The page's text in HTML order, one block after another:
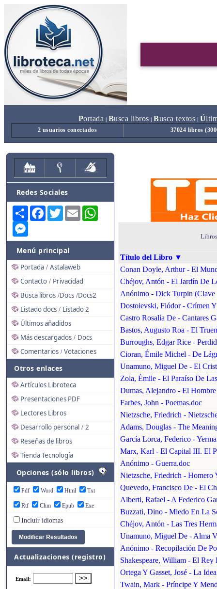
Portada Busca libros Busca textos Ú
2 usuarios conectados 37024 libros
Redes Sociales
Share FacebookTwitterEmail
Menú principal
Portada / Astalaweb
Contacto / Privacidad
Busca libros /Docs /Docs2
Listado docs / Listado 2
Últimos añadidos
Más descargados / Docs
Comentarios / Votaciones
Otros enlaces
Artículos Libroteca
Presentaciones PDF
Lectores Libros
Desarrollo personal / 2
Reseñas de libros
Tienda Tecnología
Opciones (sólo libros)
Pdf Word Html Txt
Rtf Chm Epub Exe
Incluir idiomas
Actualizaciones (registro)
Título del Libro ▼
Conan Doyle, Arthur - El
Chéjov, Antón - El Jardín De
Anónimo - Dick Turpin
Dostoievski, Fiódor - Crímen
Castro Rosalía De - Cantares
Bastos, Augusto Roa - El
Burroughs, Edgar Rice -
Cioran, Émile Michel - De
Unamuno, Miguel De - El
Zola, Émile - El Paraíso De
Dumas, Alejandro - El
Farbes, John - Poemas.doc
Nietzsche, Friedrich -
Adams, Douglas - The
García Lorca, Federico -
Marx, Karl - El Capital III. El
Anónimo - Guerra.doc
Nietzsche, Friedrich - Homero
Quevedo, Francisco De - El
Alberti, Rafael - A Federico
Buzzati, Dino - Miedo En La
Chéjov, Antón - Las Tres
Unamuno, Miguel De - Alma
Anónimo - Recopilación De
Shakespeare, William - El Rey
Ortega Y Gasset, José - La
Twain, Mark - Príncipe Y